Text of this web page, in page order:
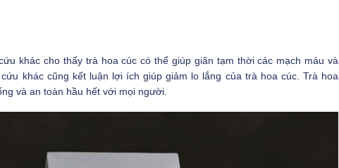
khác cho thấy trà hoa cúc có thể giúp giãn tạm thời các mạch máu và
khác cũng kết luận lợi ích giúp giảm lo lắng của trà hoa cúc. Trà hoa
và an toàn hầu hết với mọi người.